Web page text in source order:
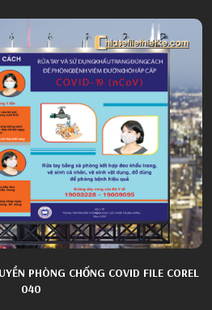
PHÒNG CHỐNG COVID FILE COREL
040